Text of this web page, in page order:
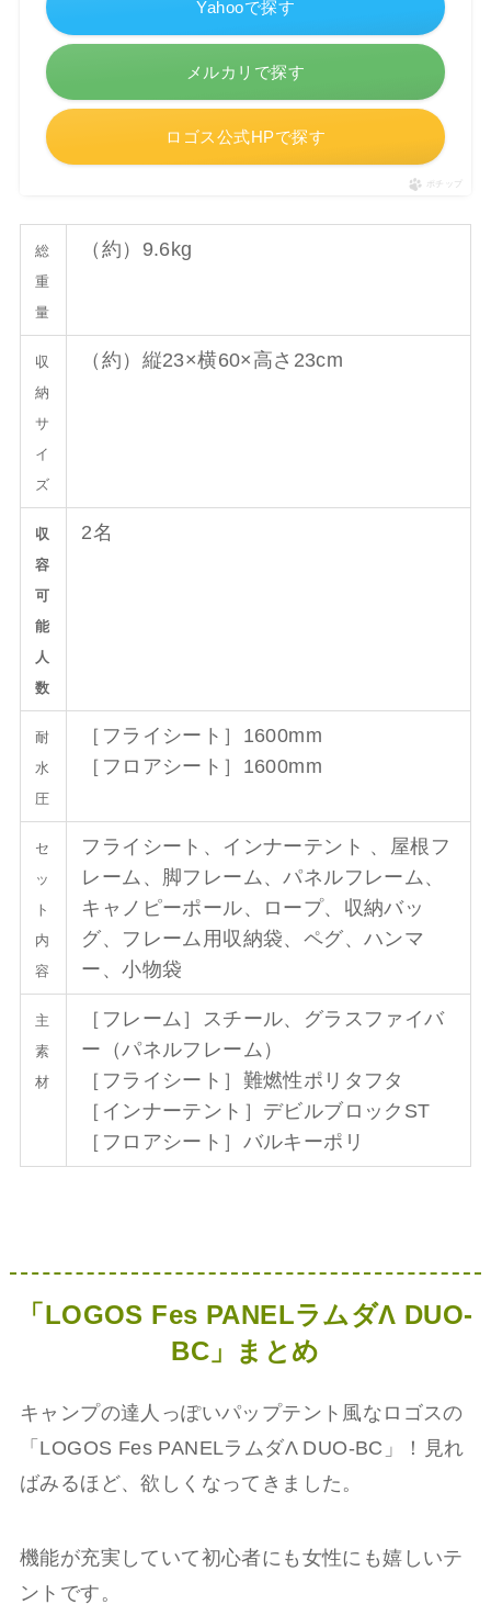
Yahooで探す
メルカリで探す
ロゴス公式HPで探す
ポチップ
総
重
量
（約）9.6kg
収
納
サ
イ
ズ
（約）縦23×横60×高さ23cm
収
容
可
能
人
数
2名
耐
水
圧
［フライシート］1600mm
［フロアシート］1600mm
セ
ッ
ト
内
容
フライシート、インナーテント 、屋根フ
レーム、脚フレーム、パネルフレーム、
キャノピーポール、ロープ、収納バッ
グ、フレーム用収納袋、ペグ、ハンマ
ー、小物袋
主
素
材
［フレーム］スチール、グラスファイバ
ー（パネルフレーム）
［フライシート］難燃性ポリタフタ
［インナーテント］デビルブロックST
［フロアシート］バルキーポリ
「LOGOS Fes PANELラムダΛ DUO-
BC」まとめ
キャンプの達人っぽいパップテント風なロゴスの
「LOGOS Fes PANELラムダΛ DUO-BC」！見れ
ばみるほど、欲しくなってきました。
機能が充実していて初心者にも女性にも嬉しいテ
ントです。